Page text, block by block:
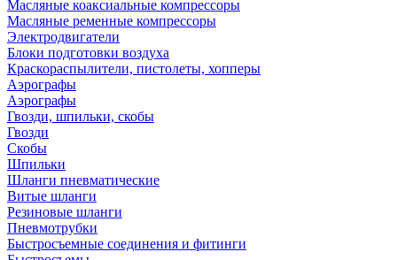
Масляные коаксиальные компрессоры
Масляные ременные компрессоры
Электродвигатели
Блоки подготовки воздуха
Краскораспылители, пистолеты, хопперы
Аэрографы
Аэрографы
Гвозди, шпильки, скобы
Гвозди
Скобы
Шпильки
Шланги пневматические
Витые шланги
Резиновые шланги
Пневмотрубки
Быстросъемные соединения и фитинги